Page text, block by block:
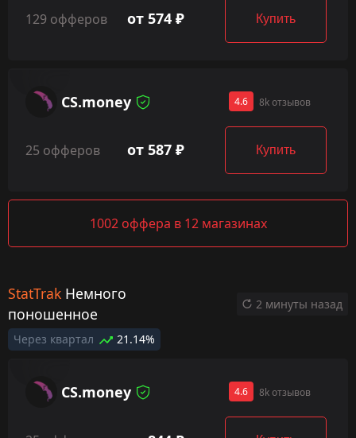
129 офферов от 574 ₽ Купить
CS.money 4.6 8k отзывов
25 офферов от 587 ₽ Купить
1002 оффера в 12 магазинах
StatTrak Немного
поношенное
Через квартал 21.14%
2 минуты назад
CS.money 4.6 8k отзывов